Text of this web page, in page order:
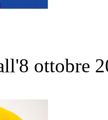
ottobre